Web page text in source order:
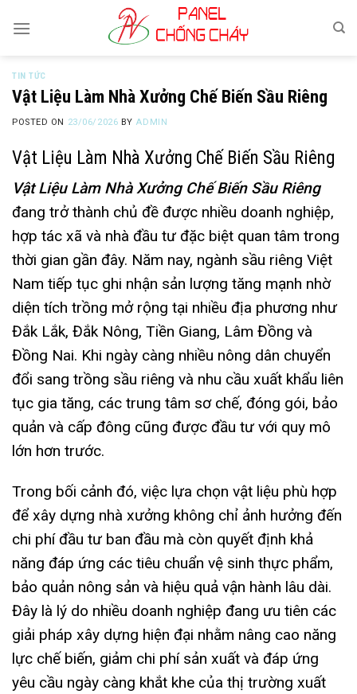
TIN TỨC
Vật Liệu Làm Nhà Xưởng Chế Biến Sầu Riêng
POSTED ON 23/06/2026 BY ADMIN
Vật Liệu Làm Nhà Xưởng Chế Biến Sầu Riêng
Vật Liệu Làm Nhà Xưởng Chế Biến Sầu Riêng
đang trở thành chủ đề được nhiều doanh nghiệp,
hợp tác xã và nhà đầu tư đặc biệt quan tâm trong
thời gian gần đây. Năm nay, ngành sầu riêng Việt
Nam tiếp tục ghi nhận sản lượng tăng mạnh nhờ
diện tích trồng mở rộng tại nhiều địa phương như
Đắk Lắk, Đắk Nông, Tiền Giang, Lâm Đồng và
Đồng Nai. Khi ngày càng nhiều nông dân chuyển
đổi sang trồng sầu riêng và nhu cầu xuất khẩu liên
tục gia tăng, các trung tâm sơ chế, đóng gói, bảo
quản và cấp đông cũng được đầu tư với quy mô
lớn hơn trước.
Trong bối cảnh đó, việc lựa chọn vật liệu phù hợp
để xây dựng nhà xưởng không chỉ ảnh hưởng đến
chi phí đầu tư ban đầu mà còn quyết định khả
năng đáp ứng các tiêu chuẩn vệ sinh thực phẩm,
bảo quản nông sản và hiệu quả vận hành lâu dài.
Đây là lý do nhiều doanh nghiệp đang ưu tiên các
giải pháp xây dựng hiện đại nhằm nâng cao năng
lực chế biến, giảm chi phí sản xuất và đáp ứng
yêu cầu ngày càng khắt khe của thị trường xuất